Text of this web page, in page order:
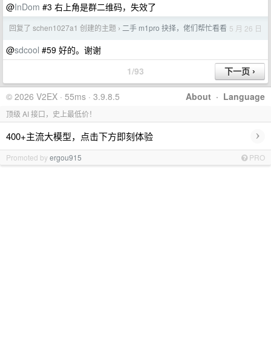
@InDom #3 右上角是群二维码，失效了
回复了 schen1027a1 创建的主题 › 二手 m1pro 抉择，佬们帮忙看看 5 月 26 日
@sdcool #59 好的。谢谢
1/93
About · Language
© 2026 V2EX · 55ms · 3.9.8.5
顶级 AI 接口，史上最低价！
400+主流大模型，点击下方即刻体验 ›
Promoted byergou915 PRO